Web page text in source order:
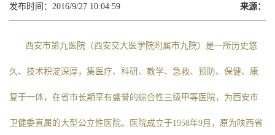
发布时间：2016/9/27 10:04:59 来源：
西安市第九医院（西安交大医学院附属市九院）是一所历史悠
久、技术积淀深厚，集医疗、科研、教学、急救、预防、保健、康
复于一体，在省市长期享有盛誉的综合性三级甲等医院，为西安市
卫健委直属的大型公立性医院。医院成立于1958年9月，原为陕西省